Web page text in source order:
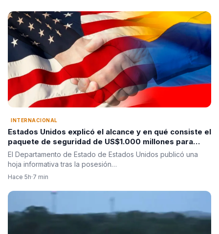
INTERNACIONAL
Estados Unidos explicó el alcance y en qué consiste el
paquete de seguridad de US$1.000 millones para
Colombia tras la posesión de Abelardo De La Espriella
El Departamento de Estado de Estados Unidos publicó una
hoja informativa tras la posesión…
Hace 5h·7 min